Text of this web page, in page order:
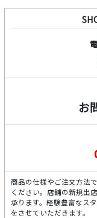
お
商品の仕様やご注文方法
ください。店舗の新規出
承ります。経験豊富なス
をさせていただきます。